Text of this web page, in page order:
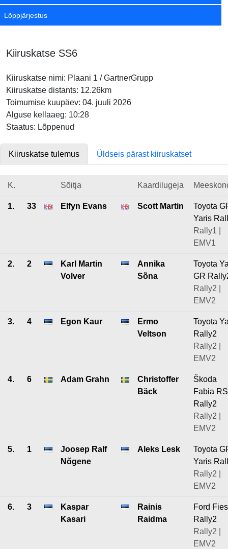
Lõppjärjestus
Kiiruskatse SS6
Kiiruskatse nimi: Plaani 1 / GartnerGrupp
Kiiruskatse distants: 12.26km
Toimumise kuupäev: 04. juuli 2026
Alguse kellaaeg: 10:28
Staatus: Lõppenud
Kiiruskatse tulemus Üldseis pärast kiiruskatset
K. Sõitja Kaardilugeja
1. 33 Elfyn Evans Scott Martin
Toyota
Yaris
Rally1 |
EMV1
2. 2
Karl Martin
Volver
Annika
Sõna
Toyota
GR
Rally2 |
EMV2
3. 4 Egon Kaur
Ermo
Veltson
Toyota
Rally2
Rally2 |
EMV2
4. 6 Adam Grahn
Christoffer
Bäck
Škoda
Fabia RS
Rally2
Rally2 |
EMV2
5. 1
Joosep Ralf
Nõgene
Aleks Lesk
Toyota
Yaris
Rally2 |
EMV2
6. 3
Kaspar
Kasari
Rainis
Raidma
Ford
Rally2
Rally2 |
EMV2